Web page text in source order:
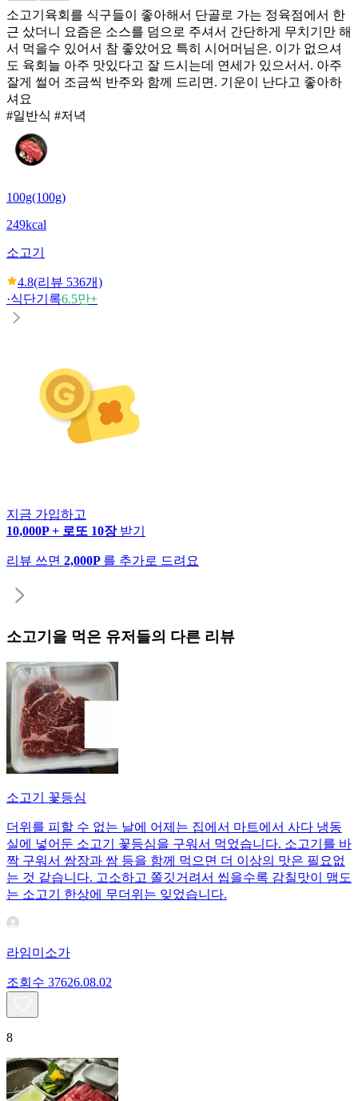
소고기육회를 식구들이 좋아해서 단골로 가는 정육점에서 한
근 샀더니 요즘은 소스를 덤으로 주셔서 간단하게 무치기만 해
서 먹을수 있어서 참 좋았어요 특히 시어머님은. 이가 없으셔
도 육회늘 아주 맛있다고 잘 드시는데 연세가 있으서서. 아주
잘게 썰어 조금씩 반주와 함께 드리면. 기운이 난다고 좋아하
셔요
#일반식 #저녁
100g(100g)
249kcal
소고기
4.8(리뷰 536개)
·식단기록6.5만+
지금 가입하고
10,000P + 로또 10장 받기
리뷰 쓰면 2,000P 를 추가로 드려요
소고기 을 먹은 유저들의 다른 리뷰
소고기 꽃등심
더위를 피할 수 없는 날에 어제는 집에서 마트에서 사다 냉동
실에 넣어둔 소고기 꽃등심을 구워서 먹었습니다. 소고기를 바
짝 구워서 쌈장과 쌈 등을 함께 먹으면 더 이상의 맛은 필요없
는 것 같습니다. 고소하고 쫄깃거려서 씹을수록 감칠맛이 맴도
는 소고기 한상에 무더위는 잊었습니다.
라임미소가
조회수 37626.08.02
8